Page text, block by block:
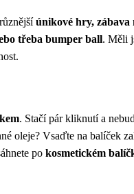
únikové hry,
třeba bumper ball. Měli
. Stačí pár kliknutí a
oleje? Vsaďte na balíček
po kosmetickém